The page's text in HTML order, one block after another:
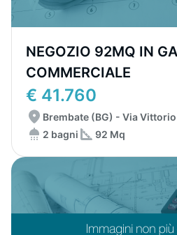
NEGOZIO 92MQ IN
COMMERCIALE
€ 41.760
Brembate (BG) - Via
2 bagni
92 Mq